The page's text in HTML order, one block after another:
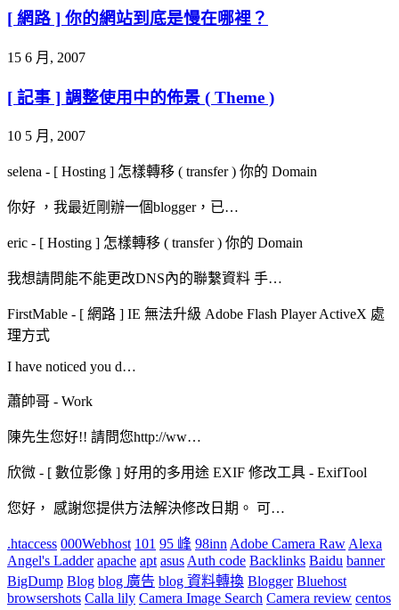
[ 網路 ] 你的網站到底是慢在哪裡？
15 6 月, 2007
[ 記事 ] 調整使用中的佈景 ( Theme )
10 5 月, 2007
selena - [ Hosting ] 怎樣轉移 ( transfer ) 你的 Domain
你好 ，我最近剛辦一個blogger，已…
eric - [ Hosting ] 怎樣轉移 ( transfer ) 你的 Domain
我想請問能不能更改DNS內的聯繫資料 手…
FirstMable - [ 網路 ] IE 無法升級 Adobe Flash Player ActiveX 處
理方式
I have noticed you d…
蕭帥哥 - Work
陳先生您好!! 請問您http://ww…
欣微 - [ 數位影像 ] 好用的多用途 EXIF 修改工具 - ExifTool
您好， 感謝您提供方法解決修改日期。 可…
.htaccess 000Webhost 101 95 峰 98innAdobe Camera RawAlexa
Angel's Ladder apache apt asusAuth code Backlinks Baidu banner
BigDump Blog blog 廣告 blog 資料轉換 Blogger Bluehost
browsershots Calla lily Camera Image Search Camera review centos